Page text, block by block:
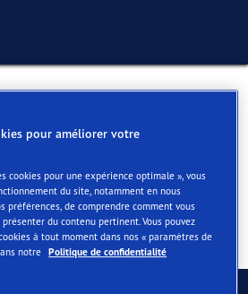
votre BMW
pour améliorer votre
cookies pour une expérience optimale », vous
du site, notamment en nous
préférences, de comprendre comment vous
du contenu pertinent. Vous pouvez
à tout moment dans nos « paramètres de
notre Politique de confidentialité